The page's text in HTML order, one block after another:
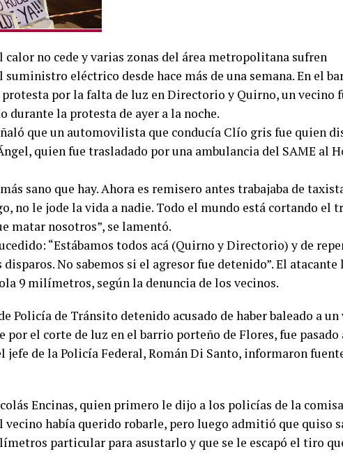
calor no cede y varias zonas del área metropolitana sufren
eléctrico desde hace más de una semana. En el
por la falta de luz en Directorio y Quirno, un vecino
durante la protesta de ayer a la noche.
que un automovilista que conducía Clío gris fue quien
quien fue trasladado por una ambulancia del SAME al
sano que hay. Ahora es remisero antes trabajaba de
no le jode la vida a nadie. Todo el mundo está cortando el
matar nosotros”, se lamentó.
“Estábamos todos acá (Quirno y Directorio) y de
No sabemos si el agresor fue detenido”. El atacante
9 milímetros, según la denuncia de los vecinos.
Policía de Tránsito detenido acusado de haber baleado a un
por el corte de luz en el barrio porteño de Flores, fue pasado
jefe de la Policía Federal, Román Di Santo, informaron
Encinas, quien primero le dijo a los policías de la
había querido robarle, pero luego admitió que quiso
particular para asustarlo y que se le escapó el tiro